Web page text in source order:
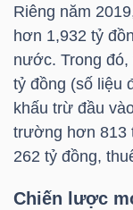
Riêng năm
hơn 1,932 tỷ
nước. Trong
tỷ đồng (số liệu
khấu trừ đầu
trường hơn 813
262 tỷ đồng,
Chiến lược
YẾU
TIÊU
DÙNG
THIẾT
YẾU